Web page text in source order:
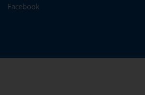
Facebook